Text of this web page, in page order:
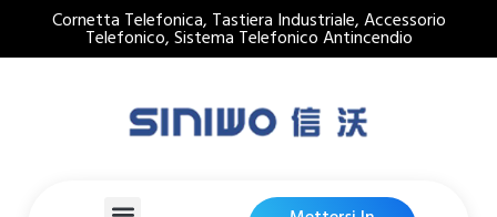
Cornetta Telefonica, Tastiera Industriale, Accessorio
Telefonico, Sistema Telefonico Antincendio